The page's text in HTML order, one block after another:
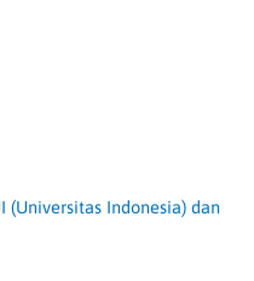
(Universitas Indonesia) dan